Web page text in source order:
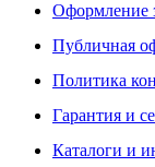
Оформление
Публичная
Политика
Гарантия и
Каталоги и